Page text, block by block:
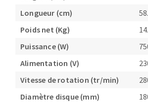
Longueur (cm)
Poids net (Kg)
Puissance (W)
Alimentation (V)
Vitesse de rotation (tr/min)
Diamètre disque (mm)